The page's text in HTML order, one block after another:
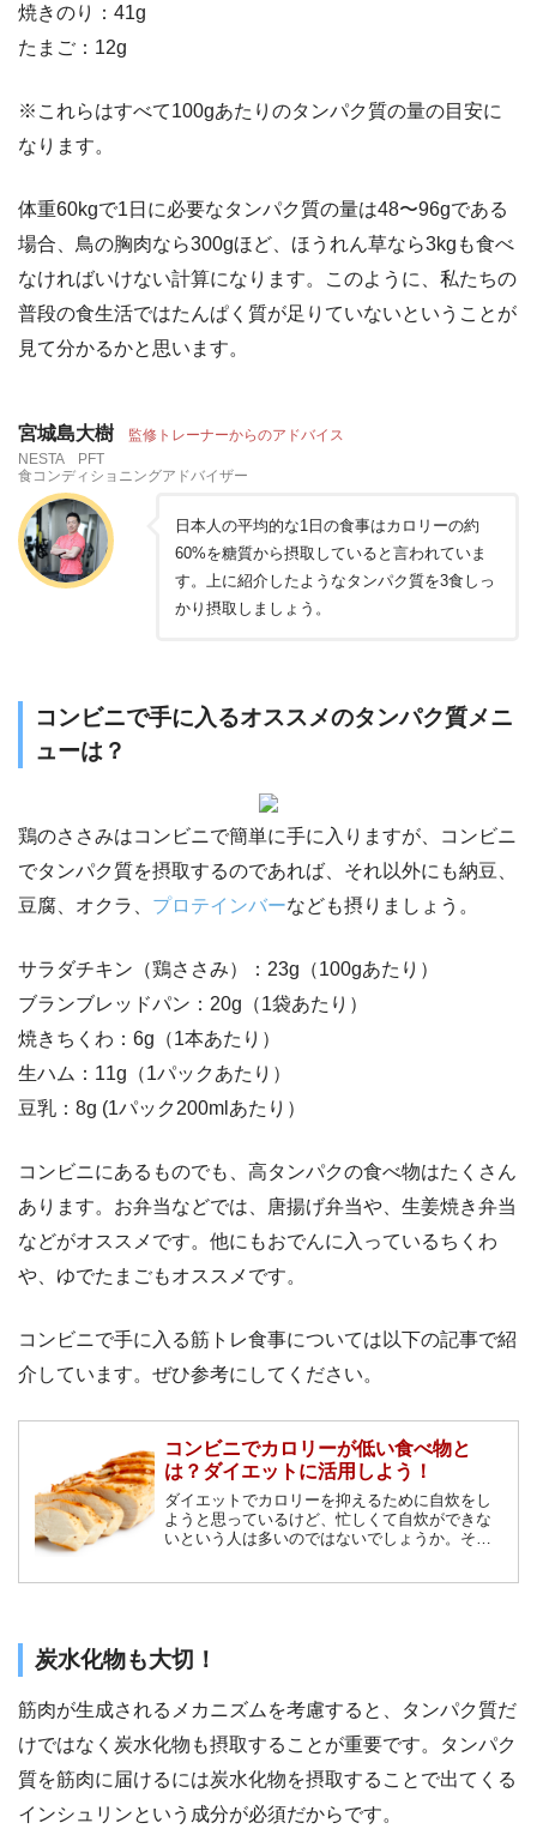
焼きのり：41g
たまご：12g
※これらはすべて100gあたりのタンパク質の量の目安に
なります。
体重60kgで1日に必要なタンパク質の量は48〜96gである
場合、鳥の胸肉なら300gほど、ほうれん草なら3kgも食べ
なければいけない計算になります。このように、私たちの
普段の食生活ではたんぱく質が足りていないということが
見て分かるかと思います。
宮城島大樹 監修トレーナーからのアドバイス
NESTA PFT
食コンディショニングアドバイザー
日本人の平均的な1日の食事はカロリーの約
60%を糖質から摂取していると言われていま
す。上に紹介したようなタンパク質を3食しっ
かり摂取しましょう。
コンビニで手に入るオススメのタンパク質メニ
ューは？
鶏のささみはコンビニで簡単に手に入りますが、コンビニ
でタンパク質を摂取するのであれば、それ以外にも納豆、
豆腐、オクラ、 プロテインバーなども摂りましょう。
サラダチキン（鶏ささみ）：23g（100gあたり）
ブランブレッドパン：20g（1袋あたり）
焼きちくわ：6g（1本あたり）
生ハム：11g（1パックあたり）
豆乳：8g (1パック200mlあたり）
コンビニにあるものでも、高タンパクの食べ物はたくさん
あります。お弁当などでは、唐揚げ弁当や、生姜焼き弁当
などがオススメです。他にもおでんに入っているちくわ
や、ゆでたまごもオススメです。
コンビニで手に入る筋トレ食事については以下の記事で紹
介しています。ぜひ参考にしてください。
コンビニでカロリーが低い食べ物と
は？ダイエットに活用しよう！
ダイエットでカロリーを抑えるために自炊をし
ようと思っているけど、忙しくて自炊ができな
いという人は多いのではないでしょうか。そん
炭水化物も大切！
筋肉が生成されるメカニズムを考慮すると、タンパク質だ
けではなく炭水化物も摂取することが重要です。タンパク
質を筋肉に届けるには炭水化物を摂取することで出てくる
インシュリンという成分が必須だからです。